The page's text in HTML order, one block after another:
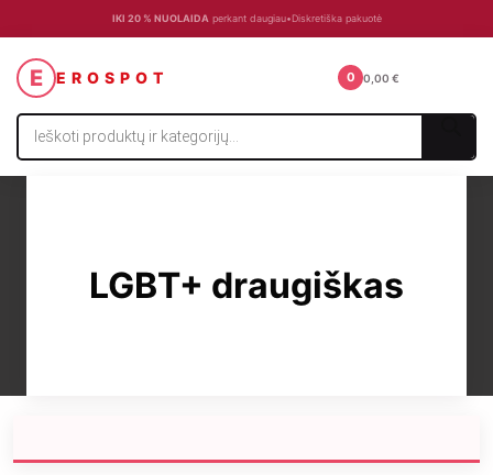
IKI 20 % NUOLAIDA perkant daugiau•Diskretiška pakuotė
E EROSPOT
Products
search
0 0,00 €
LGBT+ draugiškas